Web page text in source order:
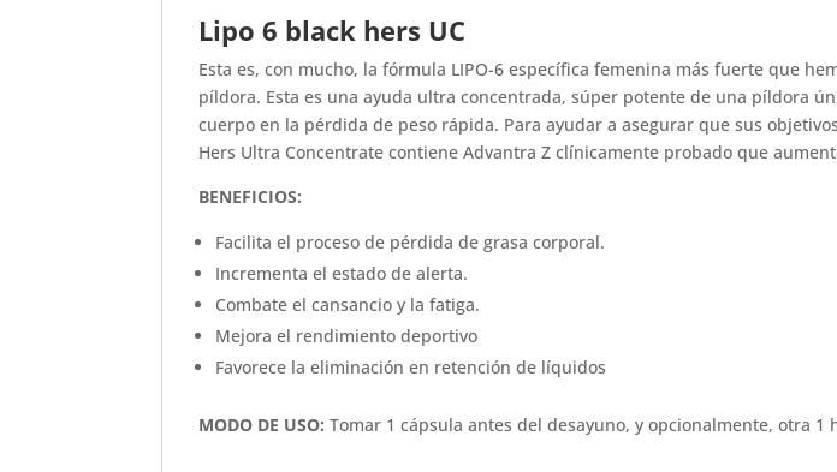
Lipo 6 black hers UC
Esta es, con mucho, la fórmula LIPO-6 específica femenina más fuerte que
píldora. Esta es una ayuda ultra concentrada, súper potente de una píldora
cuerpo en la pérdida de peso rápida. Para ayudar a asegurar que sus
Hers Ultra Concentrate contiene Advantra Z clínicamente probado que
BENEFICIOS:
Facilita el proceso de pérdida de grasa corporal.
Incrementa el estado de alerta.
Combate el cansancio y la fatiga.
Mejora el rendimiento deportivo
Favorece la eliminación en retención de líquidos
MODO DE USO: Tomar 1 cápsula antes del desayuno, y opcionalmente, otra 1